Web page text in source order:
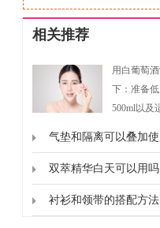
相关推荐
用白葡萄
下：准备
500ml以及
衬衫和领带的搭配方法